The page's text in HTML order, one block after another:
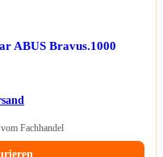
ABUS Bravus.1000
Fachhandel